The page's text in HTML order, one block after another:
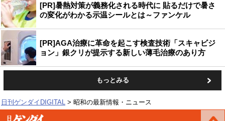
[PR]暑熱対策が義務化される時代に 貼るだけで暑さ
の変化がわかる示温シールとは～ファンケル
[PR]AGA治療に革命を起こす検査技術「スキャビジ
ョン」銀クリが提示する新しい薄毛治療のあり方
もっとみる
日刊ゲンダイDIGITAL 昭和の最新情報・ニュース